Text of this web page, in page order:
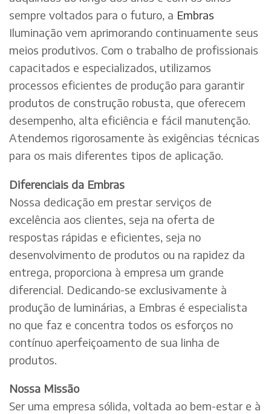
sempre voltados para o futuro, a Embras
Iluminação vem aprimorando continuamente seus
meios produtivos. Com o trabalho de profissionais
capacitados e especializados, utilizamos
processos eficientes de produção para garantir
produtos de construção robusta, que oferecem
desempenho, alta eficiência e fácil manutenção.
Atendemos rigorosamente às exigências técnicas
para os mais diferentes tipos de aplicação.
Diferenciais da Embras
Nossa dedicação em prestar serviços de
excelência aos clientes, seja na oferta de
respostas rápidas e eficientes, seja no
desenvolvimento de produtos ou na rapidez da
entrega, proporciona à empresa um grande
diferencial. Dedicando-se exclusivamente à
produção de luminárias, a Embras é especialista
no que faz e concentra todos os esforços no
contínuo aperfeiçoamento de sua linha de
produtos.
Nossa Missão
Ser uma empresa sólida, voltada ao bem-estar e à